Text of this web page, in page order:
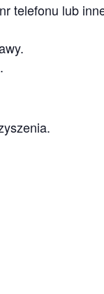
telefonu lub